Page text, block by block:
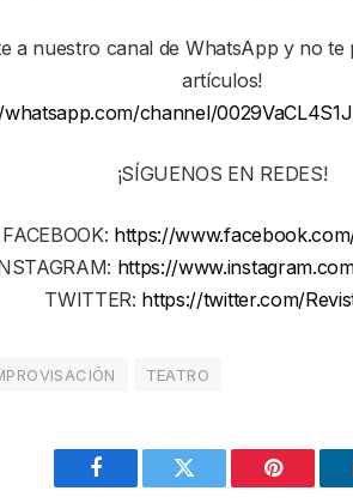
a nuestro canal de WhatsApp y no
artículos!
channel/
¡SÍGUENOS EN REDES!
FACEBOOK: https://
https://
TWITTER: https://twitter.com/
TEATRO
Facebook Twitter Pinterest